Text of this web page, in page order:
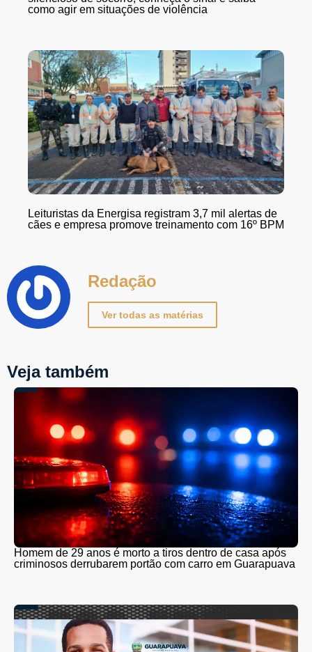
como agir em situações de violência
Leituristas da Energisa registram 3,7 mil alertas de
cães e empresa promove treinamento com 16º BPM
Redação
Ver todas as matérias
Veja também
Homem de 29 anos é morto a tiros dentro de casa após
criminosos derrubarem portão com carro em Guarapuava